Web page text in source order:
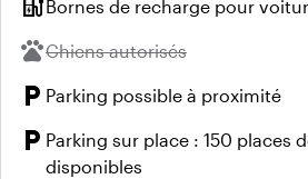
ev_stationBornes de recharge pour
petsIndisponible :
Chiens autorisés
local_parking Parking possible à proximité
local_parking Parking sur place : 150 places
disponibles